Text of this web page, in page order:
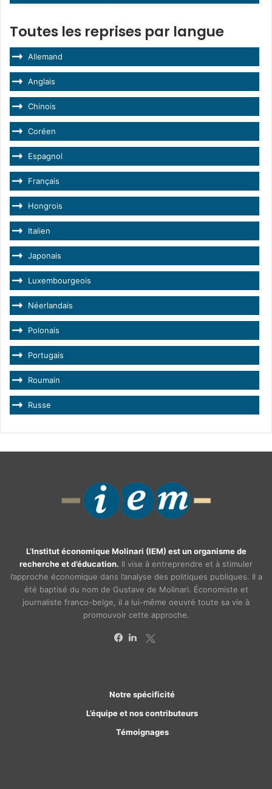
Toutes les reprises par langue
Allemand
Anglais
Chinois
Coréen
Espagnol
Français
Hongrois
Italien
Japonais
Luxembourgeois
Néerlandais
Polonais
Portugais
Roumain
Russe
L’Institut économique Molinari (IEM) est un organisme de
recherche et d’éducation. Il vise à entreprendre et à stimuler
l’approche économique dans l’analyse des politiques publiques. Il a
été baptisé du nom de Gustave de Molinari. Économiste et
journaliste franco-belge, il a lui-même oeuvré toute sa vie à
promouvoir cette approche.
Notre spécificité
L’équipe et nos contributeurs
Témoignages